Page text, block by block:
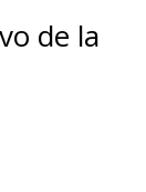
de la
Marín con